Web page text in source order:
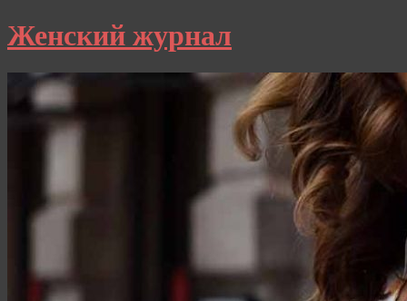
Женский журнал